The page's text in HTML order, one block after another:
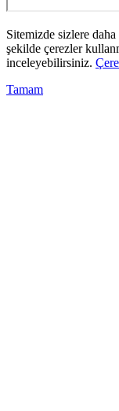
Sitemizde sizlere
şekilde çerezler
inceleyebilirsiniz.
Tamam